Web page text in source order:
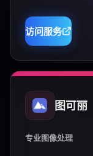
访问服务
图可丽
专业图像处理